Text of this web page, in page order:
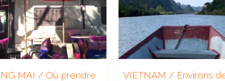
MAI / Où prendre
VIETNAM / Environs